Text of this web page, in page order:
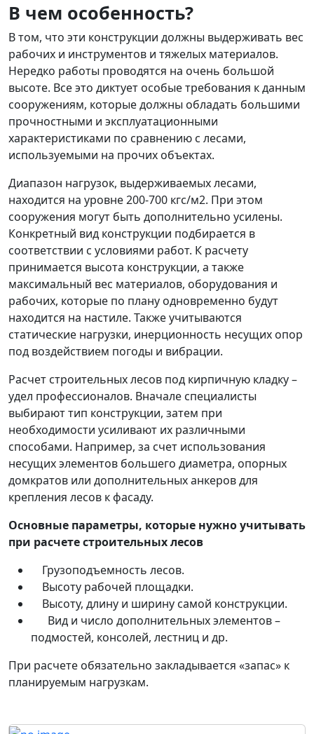
В чем особенность?
В том, что эти конструкции должны выдерживать вес
рабочих и инструментов и тяжелых материалов.
Нередко работы проводятся на очень большой
высоте. Все это диктует особые требования к данным
сооружениям, которые должны обладать большими
прочностными и эксплуатационными
характеристиками по сравнению с лесами,
используемыми на прочих объектах.
Диапазон нагрузок, выдерживаемых лесами,
находится на уровне 200-700 кгс/м2. При этом
сооружения могут быть дополнительно усилены.
Конкретный вид конструкции подбирается в
соответствии с условиями работ. К расчету
принимается высота конструкции, а также
максимальный вес материалов, оборудования и
рабочих, которые по плану одновременно будут
находится на настиле. Также учитываются
статические нагрузки, инерционность несущих опор
под воздействием погоды и вибрации.
Расчет строительных лесов под кирпичную кладку –
удел профессионалов. Вначале специалисты
выбирают тип конструкции, затем при
необходимости усиливают их различными
способами. Например, за счет использования
несущих элементов большего диаметра, опорных
домкратов или дополнительных анкеров для
крепления лесов к фасаду.
Основные параметры, которые нужно учитывать
при расчете строительных лесов
Грузоподъемность лесов.
Высоту рабочей площадки.
Высоту, длину и ширину самой конструкции.
Вид и число дополнительных элементов –
подмостей, консолей, лестниц и др.
При расчете обязательно закладывается «запас» к
планируемым нагрузкам.